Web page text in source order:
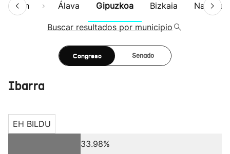
Álava Gipuzkoa Bizkaia Navarra
Buscar resultados por municipio
Congreso Senado
Ibarra
EH BILDU
33.98%